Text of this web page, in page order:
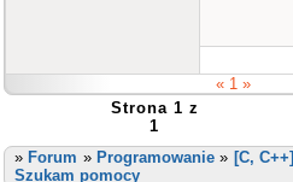
« 1 »
Strona 1 z
1
» Forum » Programowanie » [C, C++]
Szukam pomocy